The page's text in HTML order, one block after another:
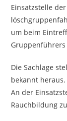
Einsatzstelle
um beim
Die Sachlage
bekannt heraus.
An der
Rauchbildung